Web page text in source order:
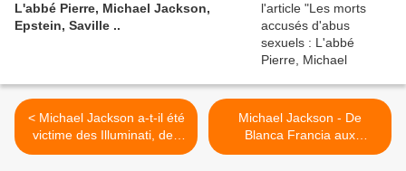
L'abbé Pierre, Michael Jackson,
Epstein, Saville ..
< Michael Jackson a-t-il été
victime des Illuminati, des
francs-maçons, de MK Ultra
Michael Jackson - De
Blanca Francia aux
Martinez . >